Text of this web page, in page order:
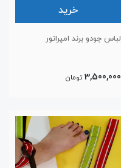
خرید
لباس جودو برند امپراتور
3,500,000 تومان